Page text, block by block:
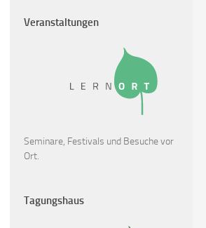
Veranstaltungen
Seminare, Festivals und Besuche vor
Ort.
Tagungshaus